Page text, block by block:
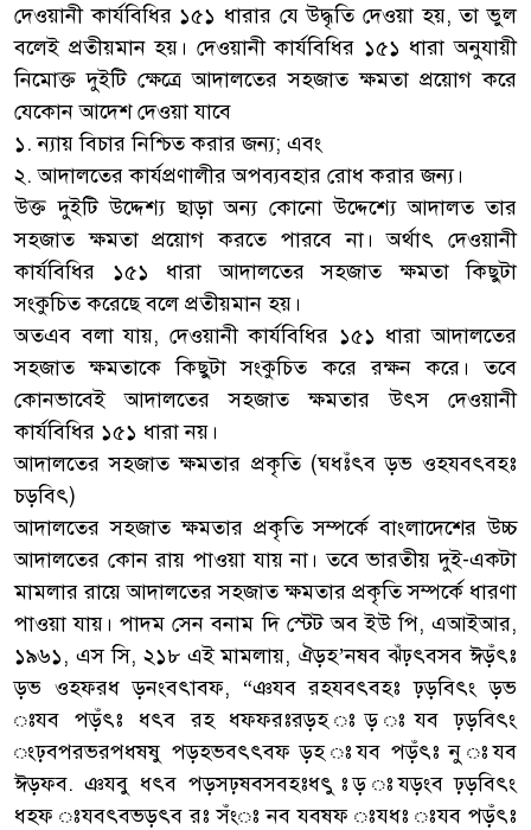
দেওয়ানী কার্যবিধির ১৫১ ধারার যে উদ্ধৃতি দেওয়া হয়, তা ভুল
বলেই প্রতীয়মান হয়। দেওয়ানী কার্যবিধির ১৫১ ধারা অনুযায়ী
নিমোক্ত দুইটি ক্ষেত্রে আদালতের সহজাত ক্ষমতা প্রয়োগ করে
যেকোন আদেশ দেওয়া যাবে
১. ন্যায় বিচার নিশ্চিত করার জন্য; এবং
২. আদালতের কার্যপ্রণালীর অপব্যবহার রোধ করার জন্য।
উক্ত দুইটি উদ্দেশ্য ছাড়া অন্য কোনো উদ্দেশ্যে আদালত তার
সহজাত ক্ষমতা প্রয়োগ করতে পারবে না। অর্থাৎ দেওয়ানী
কার্যবিধির ১৫১ ধারা আদালতের সহজাত ক্ষমতা কিছুটা
সংকুচিত করেছে বলে প্রতীয়মান হয়।
অতএব বলা যায়, দেওয়ানী কার্যবিধির ১৫১ ধারা আদালতের
সহজাত ক্ষমতাকে কিছুটা সংকুচিত করে রক্ষন করে। তবে
কোনভাবেই আদালতের সহজাত ক্ষমতার উৎস দেওয়ানী
কার্যবিধির ১৫১ ধারা নয়।
আদালতের সহজাত ক্ষমতার প্রকৃতি (ঘধঃঁৎব ড়ভ ওহযবৎবহঃ
চড়বিৎ)
আদালতের সহজাত ক্ষমতার প্রকৃতি সম্পর্কে বাংলাদেশের উচ্চ
আদালতের কোন রায় পাওয়া যায় না। তবে ভারতীয় দুই-একটা
মামলার রায়ে আদালতের সহজাত ক্ষমতার প্রকৃতি সম্পর্কে ধারণা
পাওয়া যায়। পাদম সেন বনাম দি স্টেট অব ইউ পি, এআইআর,
১৯৬১, এস সি, ২১৮ এই মামলায়, ঐড়হ’নষব ঝঁঢ়ৎবসব ঈড়ঁৎঃ
ড়ভ ওহফরধ ড়নংবৎাবফ, “ঞযব রহযবৎবহঃ ঢ়ড়বিৎং ড়ভ
ঃযব পড়ঁৎঃ ধৎব রহ ধফফরঃরড়হ ঃড় ঃযব ঢ়ড়বিৎং
ংঢ়বপরভরপধষষু পড়হভবৎৎবফ ড়হ ঃযব পড়ঁৎঃ নু ঃযব
ঈড়ফব. ঞযবু ধৎব পড়সঢ়ষবসবহঃধৎু ঃড় ঃযড়ংব ঢ়ড়বিৎং
ধহফ ঃযবৎবভড়ৎব রঃ সঁংঃ নব যবষফ ঃযধঃ ঃযব পড়ঁৎঃ